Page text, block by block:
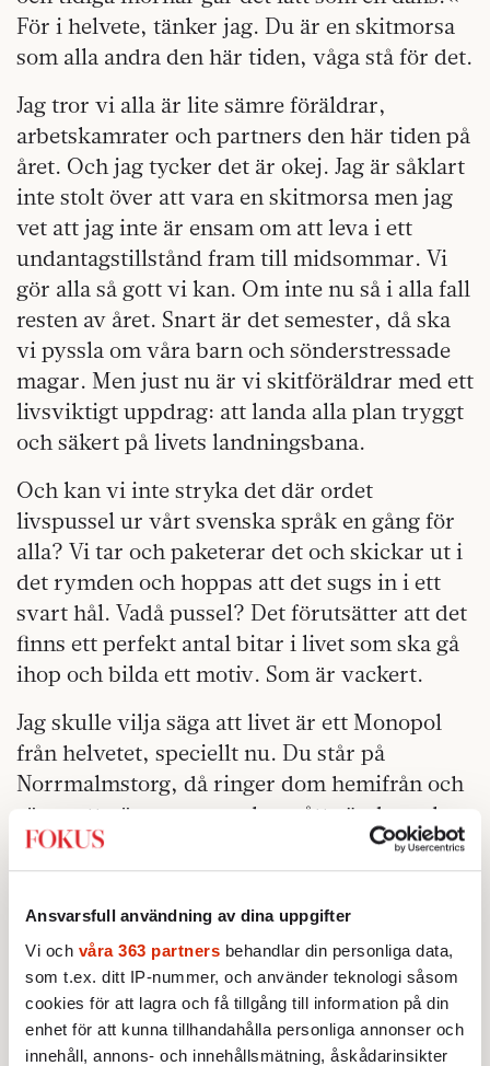
Ansvarsfull användning av dina uppgifter
Vi och våra 363 partners behandlar din personliga data,
som t.ex. ditt IP-nummer, och använder teknologi såsom
cookies för att lagra och få tillgång till information på din
enhet för att kunna tillhandahålla personliga annonser och
innehåll, annons- och innehållsmätning, åskådarinsikter
För i helvete, tänker jag. Du är en skitmorsa
som alla andra den här tiden, våga stå för det.
Jag tror vi alla är lite sämre föräldrar,
arbetskamrater och partners den här tiden på
året. Och jag tycker det är okej. Jag är såklart
inte stolt över att vara en skitmorsa men jag
vet att jag inte är ensam om att leva i ett
undantagstillstånd fram till midsommar. Vi
gör alla så gott vi kan. Om inte nu så i alla fall
resten av året. Snart är det semester, då ska
vi pyssla om våra barn och sönderstressade
magar. Men just nu är vi skitföräldrar med ett
livsviktigt uppdrag: att landa alla plan tryggt
och säkert på livets landningsbana.
Och kan vi inte stryka det där ordet
livspussel ur vårt svenska språk en gång för
alla? Vi tar och paketerar det och skickar ut i
det rymden och hoppas att det sugs in i ett
svart hål. Vadå pussel? Det förutsätter att det
finns ett perfekt antal bitar i livet som ska gå
ihop och bilda ett motiv. Som är vackert.
Jag skulle vilja säga att livet är ett Monopol
från helvetet, speciellt nu. Du står på
Norrmalmstorg, då ringer dom hemifrån och
säger att värmepannan har gått sönder och
att du måste betala 40 000. Dina sedlar börjar
ta slut och banken är stängd. Du har glömt
deklarera och får gå direkt till fängelse.
Ety så är livet. Man siktade på en lägenhet på
Strandvägen men så står man där med ett
strykjärn på Centralen och får stå över ett
kast.